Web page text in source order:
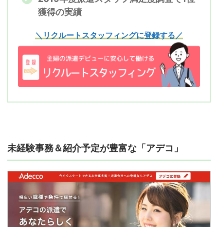
獲得の実績
＼リクルートスタッフィングに登録する／
未経験事務＆紹介予定が豊富な「アデコ」